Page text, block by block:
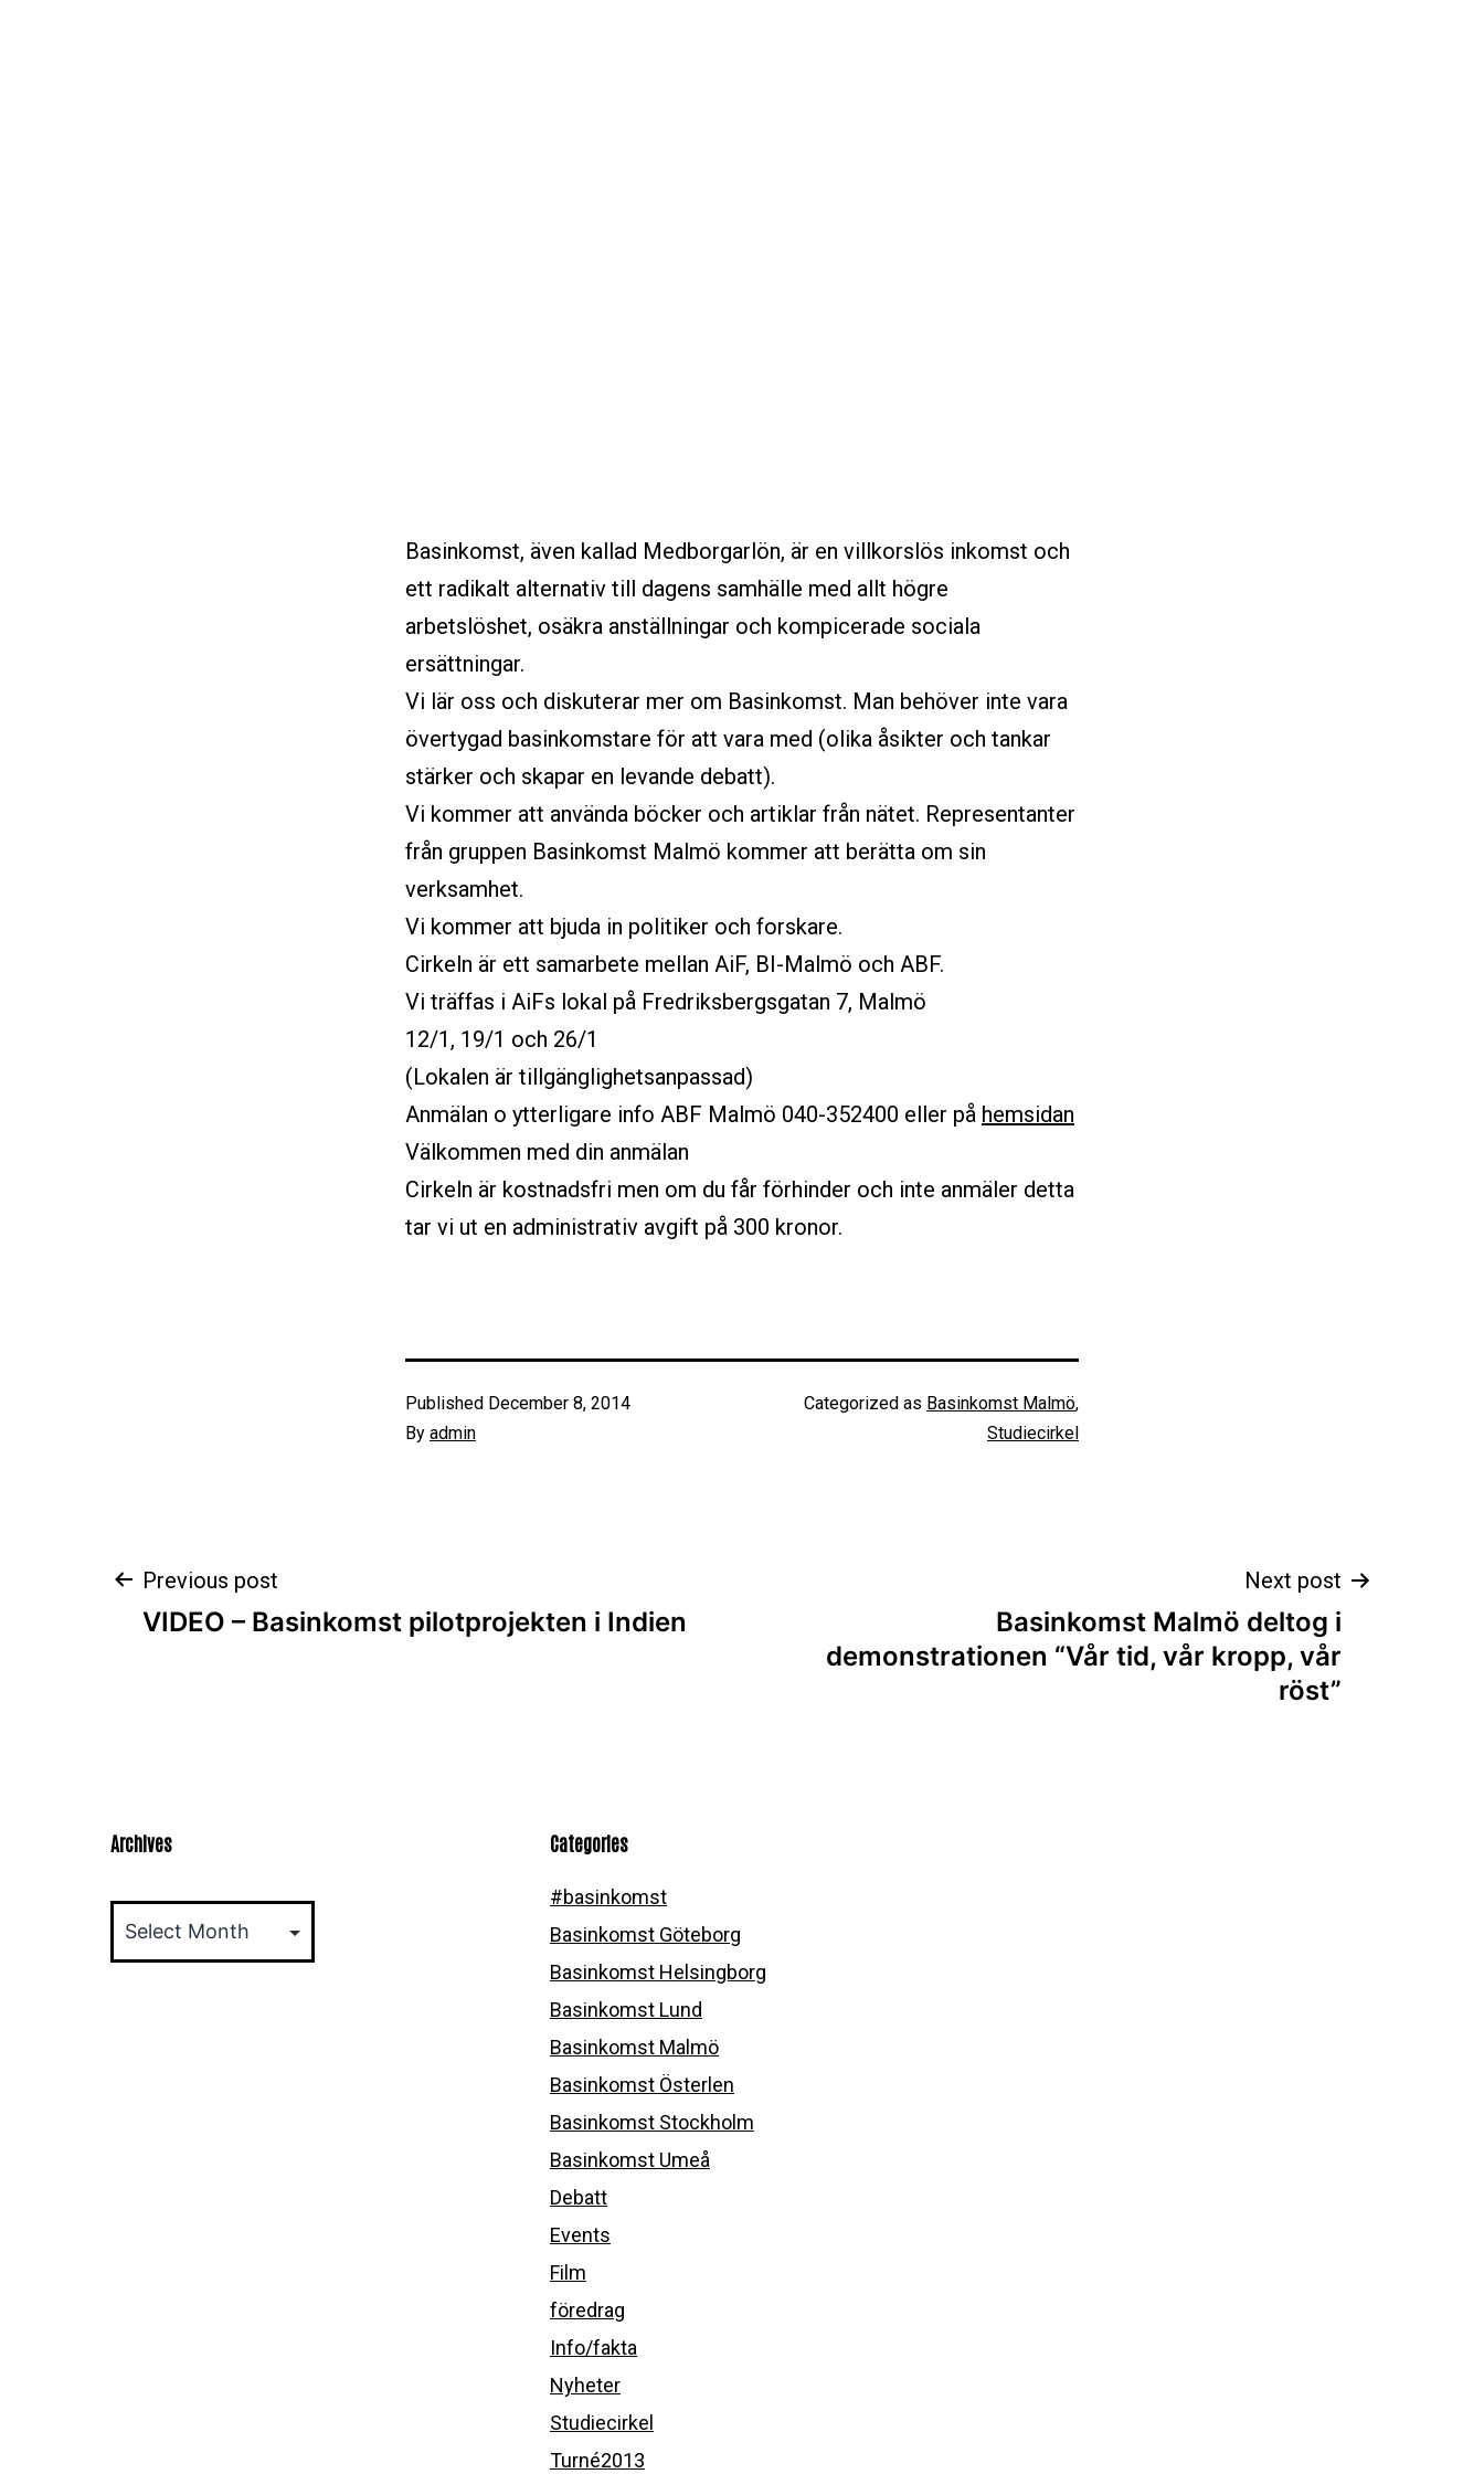
Basinkomst, även kallad Medborgarlön, är en villkorslös inkomst och
ett radikalt alternativ till dagens samhälle med allt högre
arbetslöshet, osäkra anställningar och kompicerade sociala
ersättningar.
Vi lär oss och diskuterar mer om Basinkomst. Man behöver inte vara
övertygad basinkomstare för att vara med (olika åsikter och tankar
stärker och skapar en levande debatt).
Vi kommer att använda böcker och artiklar från nätet. Representanter
från gruppen Basinkomst Malmö kommer att berätta om sin
verksamhet.
Vi kommer att bjuda in politiker och forskare.
Cirkeln är ett samarbete mellan AiF, BI-Malmö och ABF.
Vi träffas i AiFs lokal på Fredriksbergsgatan 7, Malmö
12/1, 19/1 och 26/1
(Lokalen är tillgänglighetsanpassad)
Anmälan o ytterligare info ABF Malmö 040-352400 eller på hemsidan
Välkommen med din anmälan
Cirkeln är kostnadsfri men om du får förhinder och inte anmäler detta
tar vi ut en administrativ avgift på 300 kronor.
Published December 8, 2014
By admin
Categorized as Basinkomst Malmö,
Studiecirkel
Post
Previous post
VIDEO – Basinkomst pilotprojekten i Indien
Next post
Basinkomst Malmö deltog i
demonstrationen “Vår tid, vår kropp, vår
röst”
Archives Categories
#basinkomst
Basinkomst Göteborg
Basinkomst Helsingborg
Basinkomst Lund
Basinkomst Malmö
Basinkomst Österlen
Basinkomst Stockholm
Basinkomst Umeå
Debatt
Events
Film
föredrag
Info/fakta
Nyheter
Studiecirkel
Turné2013